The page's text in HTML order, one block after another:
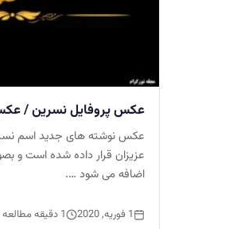
عکس پروفایل نسرین /
عکس نوشته های جدید اسم
عزیزان قرار داده شده است و
اضافه می شود ….
1 فوریه, 2020 1 دقیقه مطالعه